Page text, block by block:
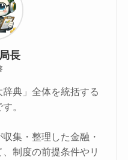
長
典」全体を統括する
。
集・整理した金融・
制度の前提条件やリ